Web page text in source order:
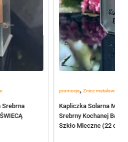
Srebrna
promocje,Znicz metalowe
Kapliczka Solarna
Srebrny Kochanej
Szkło Mleczne (22 cm)